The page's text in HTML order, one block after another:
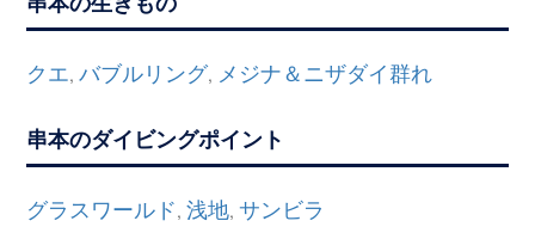
クエ,バブルリング, メジナ＆ニザダイ群れ
串本のダイビングポイント
グラスワールド,浅地,サンビラ